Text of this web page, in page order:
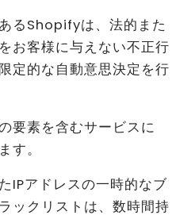
るShopifyは、法的また
お客様に与えない不正行
定的な自動意思決定を行
要素を含むサービスに
す。
IPアドレスの一時的なブ
ックリストは、数時間持